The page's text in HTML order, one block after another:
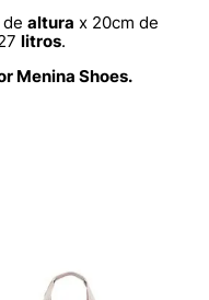
altura x 20cm de
litros.
Menina Shoes.